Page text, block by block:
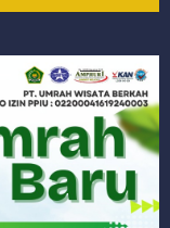
Banjir Bandang di Sumbar
Sumbar
ke-50 Tingkat Kec. Sungai Limau
BARAT